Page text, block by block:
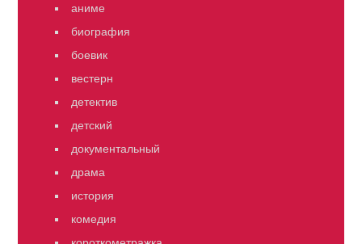
аниме
биография
боевик
вестерн
детектив
детский
документальный
драма
история
комедия